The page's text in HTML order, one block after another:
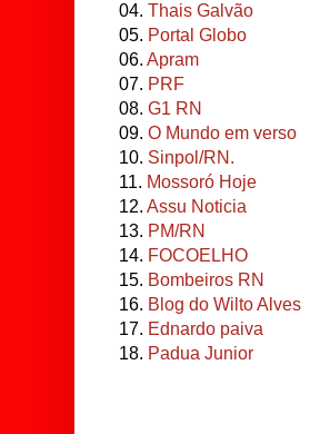
04. Thais Galvão
05. Portal Globo
06. Apram
07. PRF
08. G1 RN
09. O Mundo em verso
10. Sinpol/RN.
11. Mossoró Hoje
12. Assu Noticia
13. PM/RN
14. FOCOELHO
15. Bombeiros RN
16. Blog do Wilto Alves
17. Ednardo paiva
18. Padua Junior